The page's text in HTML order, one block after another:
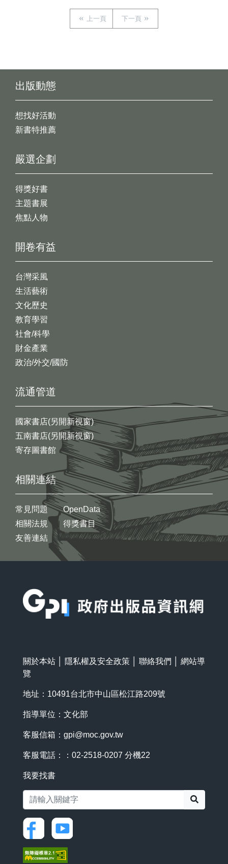
上一頁 下一頁
出版動態
想找好活動
新書特推薦
開卷有益
台灣采風
生活藝術
文化歷史
教育學習
社會/科學
財金產業
政治/外交/國防
嚴選企劃
得獎好書
主題書展
焦點人物
流通管道
國家書店(另開新視窗)
五南書店(另開新視窗)
寄存圖書館
相關連結
常見問題
相關法規
友善連結
OpenData
得獎書目
關於本站 隱私權及安全政策 聯絡我們
網站導
覽
地址：10491台北市中山區松江路209號
指導單位：文化部
客服信箱： gpi@moc.gov.tw
客服電話：：02-2518-0207 分機22
我要找書